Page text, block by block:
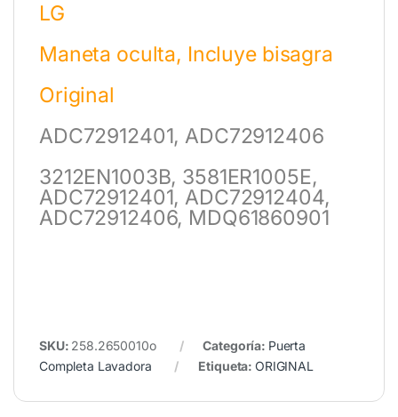
LG
Maneta oculta, Incluye bisagra
Original
ADC72912401, ADC72912406
3212EN1003B, 3581ER1005E,
ADC72912401, ADC72912404,
ADC72912406, MDQ61860901
SKU: 258.2650010o Categoría: Puerta
Completa Lavadora
Etiqueta: ORIGINAL